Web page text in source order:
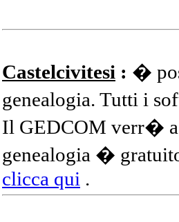
Castelcivitesi : �
genealogia. Tutti i
Il GEDCOM verr�
genealogia �
clicca qui .